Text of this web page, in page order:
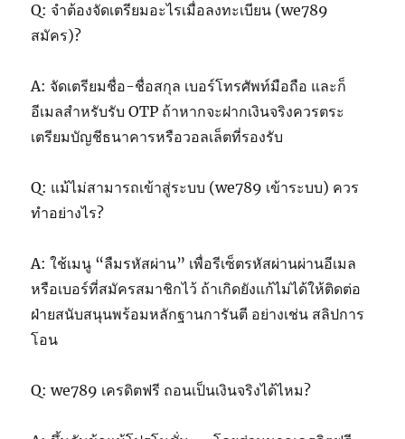
Q: จำต้องจัดเตรียมอะไรเมื่อลงทะเบียน (we789
สมัคร)?
A: จัดเตรียมชื่อ-ชื่อสกุล เบอร์โทรศัพท์มือถือ และก็
อีเมลสำหรับรับ OTP ถ้าหากจะฝากเงินจริงควรตระ
เตรียมบัญชีธนาคารหรือวอลเล็ตที่รองรับ
Q: แม้ไม่สามารถเข้าสู่ระบบ (we789 เข้าระบบ) ควร
ทำอย่างไร?
A: ใช้เมนู “ลืมรหัสผ่าน” เพื่อรีเซ็ตรหัสผ่านผ่านอีเมล
หรือเบอร์ที่สมัครสมาชิกไว้ ถ้าเกิดยังแก้ไม่ได้ให้ติดต่อ
ฝ่ายสนับสนุนพร้อมหลักฐานการันตี อย่างเช่น สลิปการ
โอน
Q: we789 เครดิตฟรี ถอนเป็นเงินจริงได้ไหม?